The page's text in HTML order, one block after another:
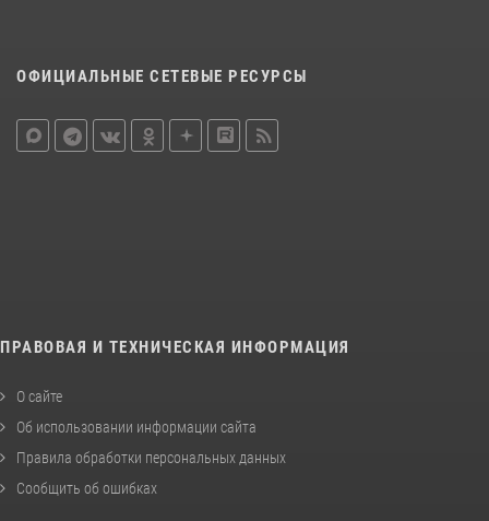
ОФИЦИАЛЬНЫЕ СЕТЕВЫЕ РЕСУРСЫ
ПРАВОВАЯ И ТЕХНИЧЕСКАЯ ИНФОРМАЦИЯ
О сайте
Об использовании информации сайта
Правила обработки персональных данных
Сообщить об ошибках